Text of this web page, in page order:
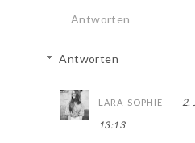
Antworten
Antworten
LARA-SOPHIE
2.
13:13